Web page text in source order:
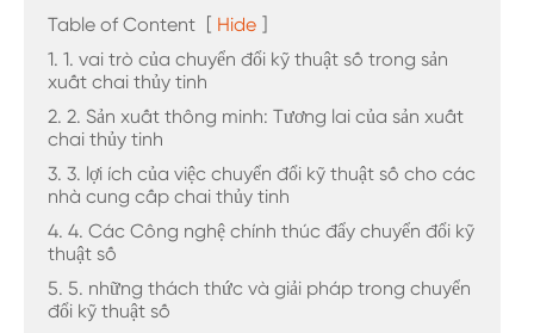
Table of Content [ Hide ]
1. 1. vai trò của chuyển đổi kỹ thuật số trong sản
xuất chai thủy tinh
2. 2. Sản xuất thông minh: Tương lai của sản xuất
chai thủy tinh
3. 3. lợi ích của việc chuyển đổi kỹ thuật số cho các
nhà cung cấp chai thủy tinh
4. 4. Các Công nghệ chính thúc đẩy chuyển đổi kỹ
thuật số
5. 5. những thách thức và giải pháp trong chuyển
đổi kỹ thuật số